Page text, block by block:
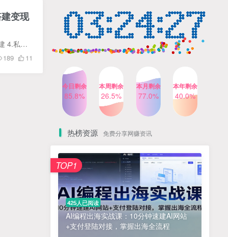
变现
手头没项目想赚钱的福音来了，原价980 课程内容： 抖音短视频课程 1.学前必读 2.账号注册 3.账号搭建 4.私域账号搭建 5.拍摄设备与技巧 6.爆火文案准备 7.面相内容制作方式 8.八字内容制作方式 ...
189 11
小红书笔记带货课，流量电
商新机会，抓住小红书的流
量红利(更新26年2月)
5个月前 419人已阅读
TOP4
公众号流量主之星座盘点赛
TOP5
AI商业编程智能体开发课：
掌握LangChain+LangGraph
构建多智能体协同架构的核
4个月前 417人已阅读
TOP6
1 ? 零加盟费｜红颜搭全国城市代理商招募正式启动！
2 淘宝天猫盈利突破特训营25年12月线下课，系统性的深度剖析电商企业经营之道，打造电商标准化运营体系
3 抓亚马逊漏洞，免去店铺月租，一个流量大竞争小，让你有机会成大卖的赛道
2025最新零撸项目，一部手机就可以操作，20秒一单，零投入纯薅羊毛，无门槛，一天200+【揭秘】
今日剩余
85.8%
本周剩余
26.5%
本月剩余
77.0%
本年剩余
40.0%
热榜资源 免费分享网赚资讯
425人已阅读
AI编程出海实战课：10分钟速建AI网站
+支付登陆对接，掌握出海全流程
TOP1